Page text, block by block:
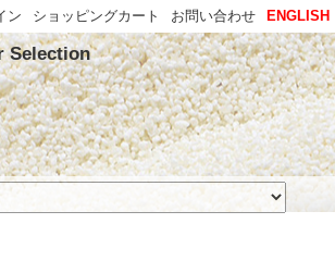
Selection
ENGLISH
お問い合わせ
ショッピングカート
ン